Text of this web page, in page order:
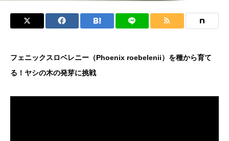
フェニックスロベレニー（Phoenix roebelenii）を種から育て
る！ヤシの木の発芽に挑戦